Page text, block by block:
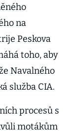
na
Peskova
toho, aby
Navalného
služba CIA.
procesů s
motákům